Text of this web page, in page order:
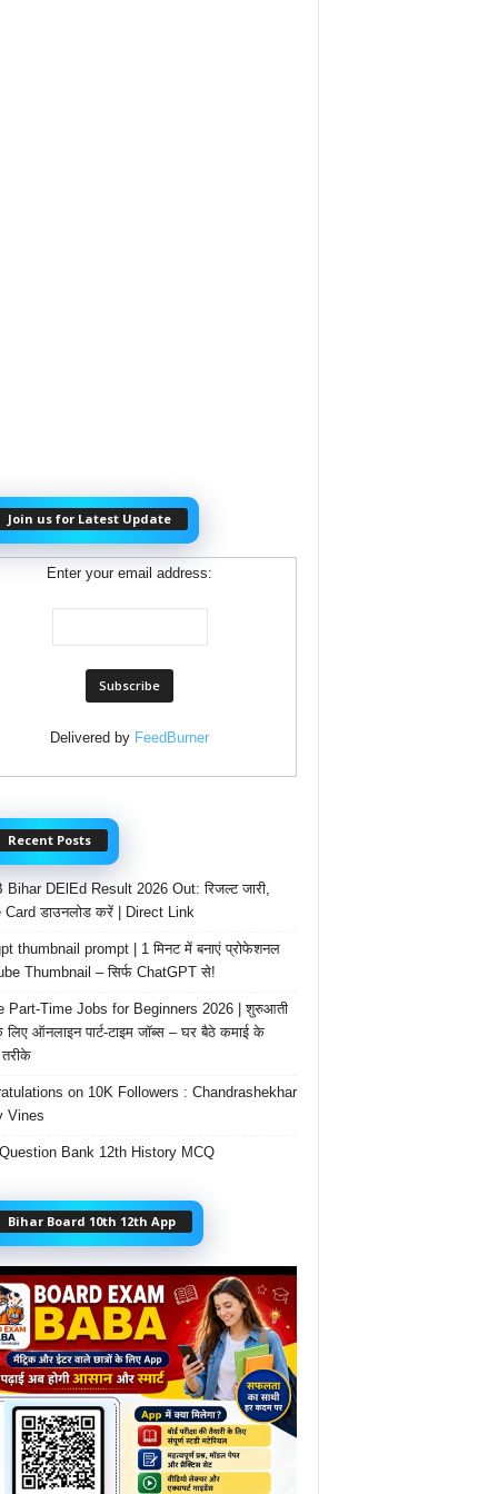
Join us for Latest Update
Enter your email address:
Delivered by FeedBurner
Recent Posts
Bihar DElEd Result 2026 Out: रिजल्ट जारी,
Card डाउनलोड करें | Direct Link
thumbnail prompt | 1 मिनट में बनाएं प्रोफेशनल
Thumbnail – सिर्फ ChatGPT से!
Part-Time Jobs for Beginners 2026 | शुरुआती
लिए ऑनलाइन पार्ट-टाइम जॉब्स – घर बैठे कमाई के
on 10K Followers : Chandrashekhar
Vines
Bank 12th History MCQ
Bihar Board 10th 12th App